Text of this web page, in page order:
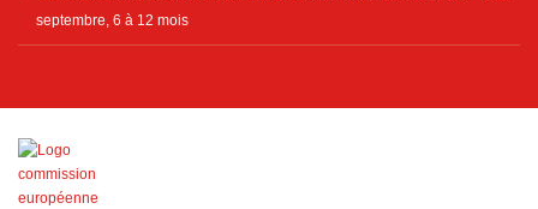
septembre, 6 à 12 mois